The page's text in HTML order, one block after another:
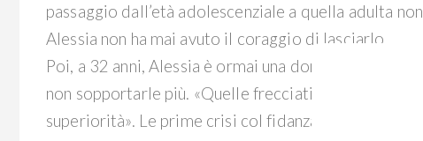
passaggio dall’età adolescenziale a quella adulta
Alessia non ha mai avuto il coraggio di lasciarlo.
Poi, a 32 anni, Alessia è ormai una donna. E quelle
non sopportarle più. «Quelle frecciatine erano forse
superiorità». Le prime crisi col fidanzato, sempre